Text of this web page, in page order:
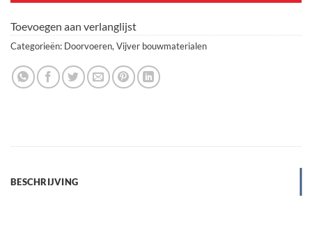
Toevoegen aan verlanglijst
Categorieën: Doorvoeren, Vijver bouwmaterialen
BESCHRIJVING